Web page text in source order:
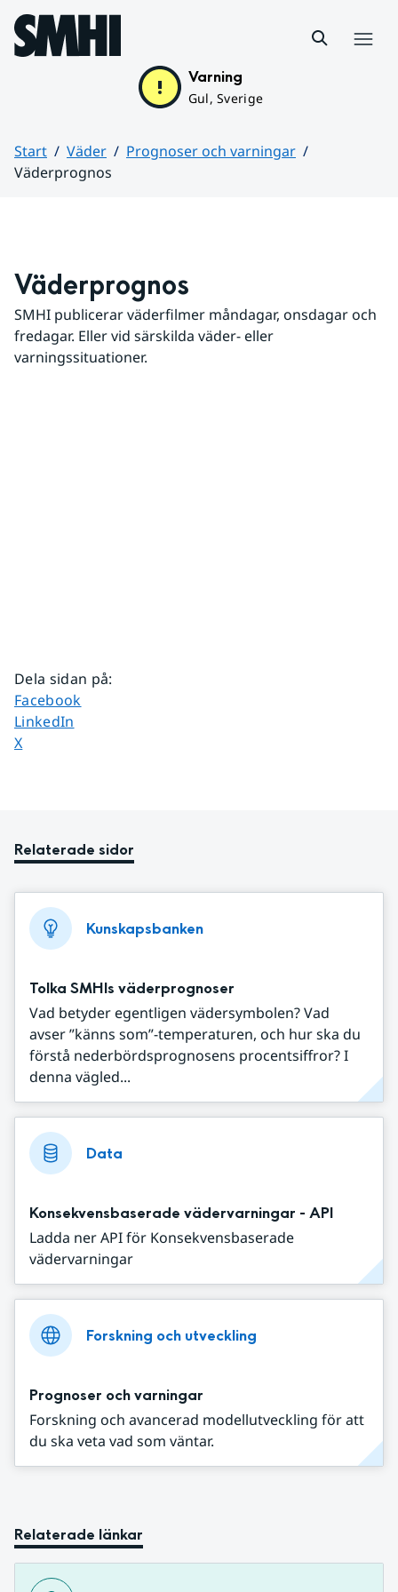
Hoppa till sidans innehåll
Varning
Gul, Sverige
Start Väder
Prognoser och varningar
Väderprognos
Väderprognos
SMHI publicerar väderfilmer måndagar, onsdagar och
fredagar. Eller vid särskilda väder- eller
varningssituationer.
Dela sidan på:
Dela sidan på
Facebook
Dela sidan på
LinkedIn
Dela sidan på
X
Relaterade sidor
Kunskapsbanken
Tolka SMHIs väderprognoser
Vad betyder egentligen vädersymbolen? Vad
avser ”känns som”-temperaturen, och hur ska du
förstå nederbördsprognosens procentsiffror? I
denna vägled...
Data
Konsekvensbaserade vädervarningar - API
Ladda ner API för Konsekvensbaserade
vädervarningar
Forskning och utveckling
Prognoser och varningar
Forskning och avancerad modellutveckling för att
du ska veta vad som väntar.
Relaterade länkar